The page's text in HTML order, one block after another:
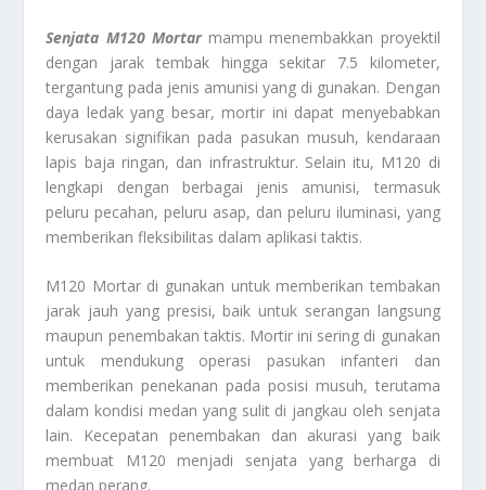
Senjata M120 Mortarmampu menembakkan proyektil
dengan jarak tembak hingga sekitar 7.5 kilometer,
tergantung pada jenis amunisi yang di gunakan. Dengan
daya ledak yang besar, mortir ini dapat menyebabkan
kerusakan signifikan pada pasukan musuh, kendaraan
lapis baja ringan, dan infrastruktur. Selain itu, M120 di
lengkapi dengan berbagai jenis amunisi, termasuk
peluru pecahan, peluru asap, dan peluru iluminasi, yang
memberikan fleksibilitas dalam aplikasi taktis.
M120 Mortar di gunakan untuk memberikan tembakan
jarak jauh yang presisi, baik untuk serangan langsung
maupun penembakan taktis. Mortir ini sering di gunakan
untuk mendukung operasi pasukan infanteri dan
memberikan penekanan pada posisi musuh, terutama
dalam kondisi medan yang sulit di jangkau oleh senjata
lain. Kecepatan penembakan dan akurasi yang baik
membuat M120 menjadi senjata yang berharga di
medan perang.